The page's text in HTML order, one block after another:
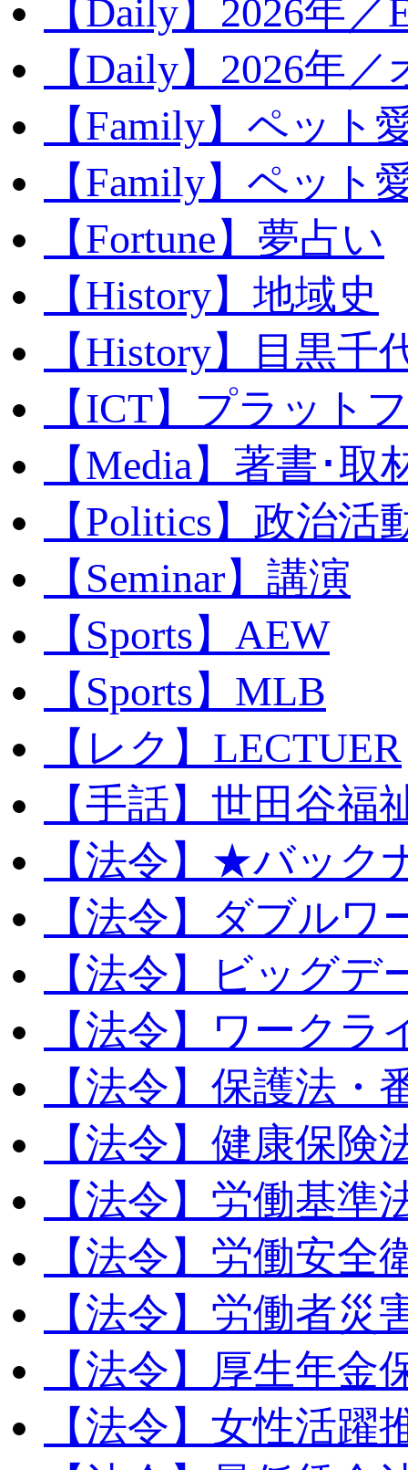
【Daily】2026年／
【Daily】2026年
【Family】ペット
【Family】ペット
【Fortune】夢占い
【History】地域史
【History】目黒千
【ICT】プラット
【Media】著書･取
【Politics】政治活
【Seminar】講演
【Sports】AEW
【Sports】MLB
【レク】LECTUER
【手話】世田谷福
【法令】★バック
【法令】ダブルワ
【法令】ビッグデ
【法令】ワークラ
【法令】保護法・
【法令】健康保険
【法令】労働基準
【法令】労働安全
【法令】労働者災
【法令】厚生年金
【法令】女性活躍